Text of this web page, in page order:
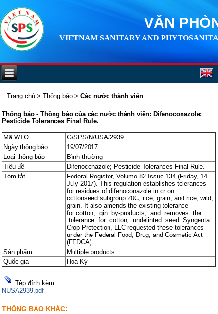
VĂN
VIETNAM SANITARY AND
Trang chủ >Thông báo >Các nước thành viên
Thông báo - Thông báo của các nước thành viên: Difenoconazole;
Pesticide Tolerances Final Rule.
Mã WTO
G/SPS/N/USA/2939
Ngày thông báo
19/07/2017
Loại thông báo
Bình thường
Tiêu đề
Difenoconazole; Pesticide Tolerances Final Rule.
Tóm tắt
Federal Register, Volume 82 Issue 134 (Friday, 14
July 2017). This regulation establishes tolerances
for residues of difenoconazole in or on
cottonseed subgroup 20C; rice, grain; and rice, wild,
grain. It also amends the existing tolerance
for cotton, gin by-products, and removes the
tolerance for cotton, undelinted seed. Syngenta
Crop Protection, LLC requested these tolerances
under the Federal Food, Drug, and Cosmetic Act
(FFDCA).
Sản phẩm
Multiple products
Quốc gia
Hoa Kỳ
Tệp đính kèm:
NUSA2939.pdf
THÔNG BÁO KHÁC: